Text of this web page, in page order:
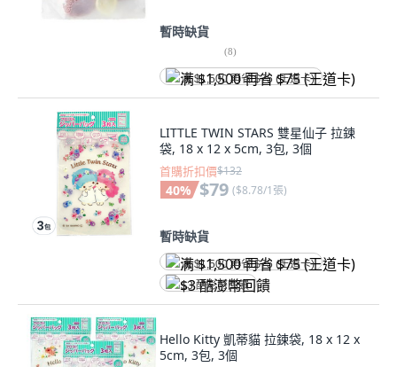
暫時缺貨
(8)
满 $1,500 再省 $75 (王道卡)
LITTLE TWIN STARS 雙星仙子 拉鍊
袋, 18 x 12 x 5cm, 3包, 3個
首購折扣價$132
40% $79 ($8.78/1張)
暫時缺貨
满 $1,500 再省 $75 (王道卡)
$3 酷澎幣回饋
Hello Kitty 凱蒂貓 拉鍊袋, 18 x 12 x
5cm, 3包, 3個